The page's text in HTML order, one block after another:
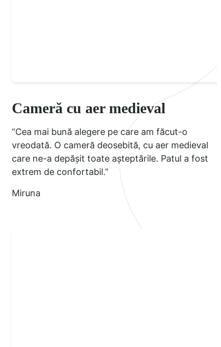
Cameră cu aer medieval
“Cea mai bună alegere pe care am făcut-o
vreodată. O cameră deosebită, cu aer medieval
care ne-a depășit toate așteptările. Patul a fost
extrem de confortabil.”
Miruna